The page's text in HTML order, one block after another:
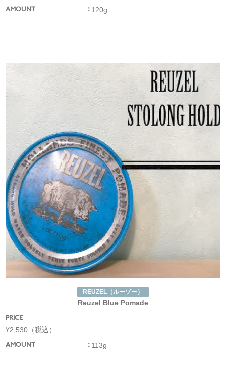
AMOUNT 120g
REUZEL（ルーゾー）
Reuzel Blue Pomade
PRICE
¥2,530（税込）
AMOUNT 113g